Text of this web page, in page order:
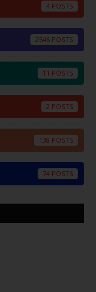
4
2546
11
2
138
74